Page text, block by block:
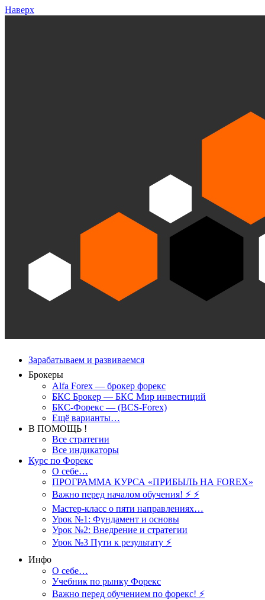
Наверх
Зарабатываем и развиваемся
Брокеры
Alfa Forex — брокер форекс
БКС Брокер — БКС Мир инвестиций
БКС-Форекс — (BCS-Forex)
Ещё варианты…
В ПОМОЩЬ !
Все стратегии
Все индикаторы
Курс по Форекс
О себе…
ПРОГРАММА КУРСА «ПРИБЫЛЬ НА FOREX»
Важно перед началом обучения! ⚡ ⚡
Мастер-класс о пяти направлениях…
Урок №1: Фундамент и основы
Урок №2: Внедрение и стратегии
Урок №3 Пути к результату ⚡️
Инфо
О себе…
Учебник по рынку Форекс
Важно перед обучением по форекс! ⚡